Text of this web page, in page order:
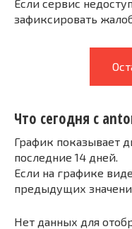
Если сервис
зафиксировать
Что сегодня с
График показывает
последние 14 дней.
Если на графике
предыдущих
Нет данных для